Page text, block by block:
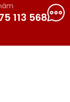
113 568